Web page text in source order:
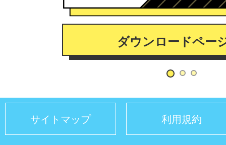
ダウンロードペー
サイトマップ 利用規約